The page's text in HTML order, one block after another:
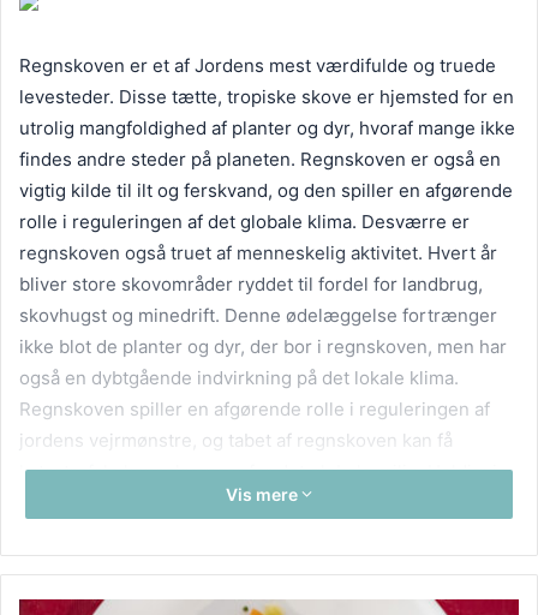
Regnskoven er et af Jordens mest værdifulde og truede
levesteder. Disse tætte, tropiske skove er hjemsted for en
utrolig mangfoldighed af planter og dyr, hvoraf mange ikke
findes andre steder på planeten. Regnskoven er også en
vigtig kilde til ilt og ferskvand, og den spiller en afgørende
rolle i reguleringen af det globale klima. Desværre er
regnskoven også truet af menneskelig aktivitet. Hvert år
bliver store skovområder ryddet til fordel for landbrug,
skovhugst og minedrift. Denne ødelæggelse fortrænger
ikke blot de planter og dyr, der bor i regnskoven, men har
også en dybtgående indvirkning på det lokale klima.
Regnskoven spiller en afgørende rolle i reguleringen af
jordens vejrmønstre, og tabet af regnskoven kan få
katastrofale konsekvenser for det globale miljø. Heldigvis
er der en voksende bevidsthed om vigtigheden af at
katastrofe for planeten, og det er afgørende, at vi gør alt,
Vis mere